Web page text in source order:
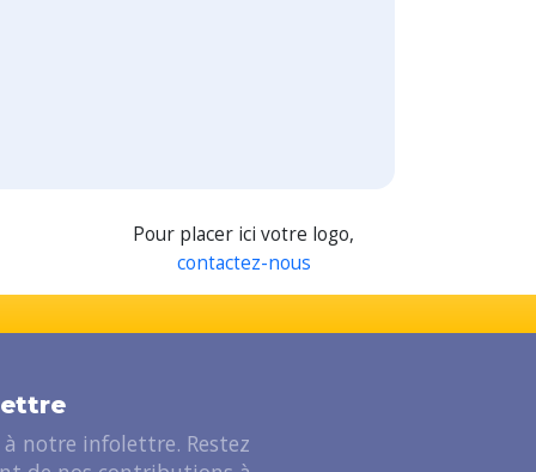
Pour placer ici votre logo,
contactez-nous
notre infolettre. Restez